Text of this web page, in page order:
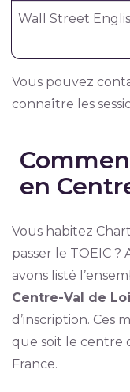
Wall Street
Vous pouvez
connaître les
en
Vous habitez
passer le TOEIC
avons listé
Centre-Val de
d’inscription. Ces
que soit le centre
France.